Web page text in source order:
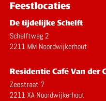
Feestlocaties
De tijdelijke Schelft
Schelftweg 2
2211 MM Noordwijkerhout
Residentie Café Van der
Zeestraat 7
2211 XA Noordwijkerhout